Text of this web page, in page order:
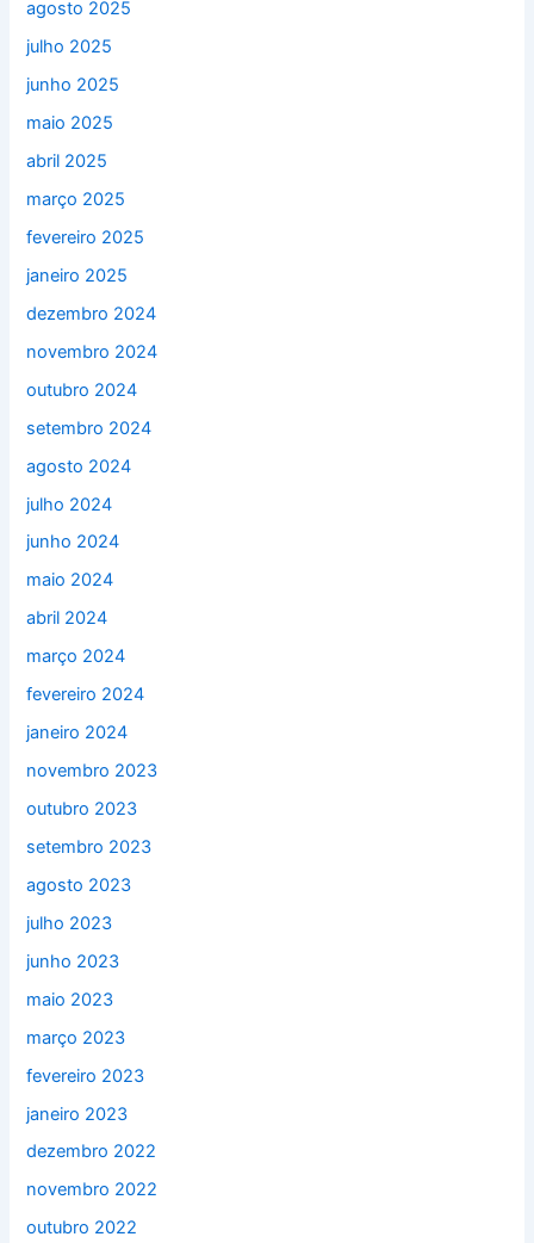
agosto 2025
julho 2025
junho 2025
maio 2025
abril 2025
março 2025
fevereiro 2025
janeiro 2025
dezembro 2024
novembro 2024
outubro 2024
setembro 2024
agosto 2024
julho 2024
junho 2024
maio 2024
abril 2024
março 2024
fevereiro 2024
janeiro 2024
novembro 2023
outubro 2023
setembro 2023
agosto 2023
julho 2023
junho 2023
maio 2023
março 2023
fevereiro 2023
janeiro 2023
dezembro 2022
novembro 2022
outubro 2022